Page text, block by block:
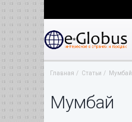
Главная Статьи Мумбай
Мумбай